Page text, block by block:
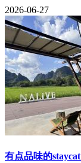
2026-06-27
有点品味的